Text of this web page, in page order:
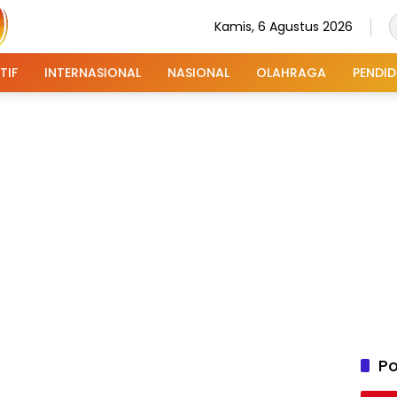
Kamis, 6 Agustus 2026
INTERNASIONAL NASIONAL OLAHRAGA